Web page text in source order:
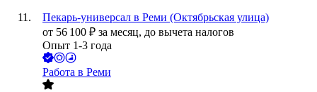
Пекарь-универсал в Реми (Октябрьская улица)
от 56 100 ₽ за месяц, до вычета налогов
Опыт 1-3 года
Работа в Реми